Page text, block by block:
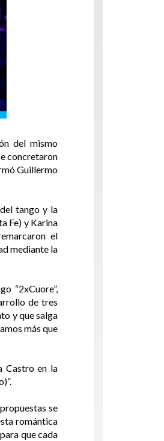
del mismo
concretaron
Guillermo
tango y la
Fe) y Karina
el
mediante la
“2xCuore”,
de tres
y que salga
más que
Castro en la
se
romántica
que cada